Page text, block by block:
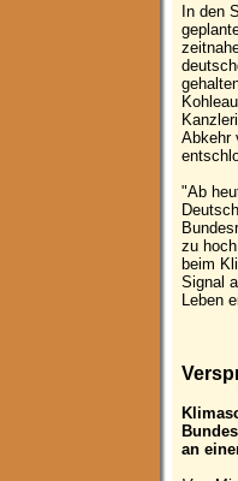
In den
Abkehr
"Ab
zu
beim
Signal
Leben
an